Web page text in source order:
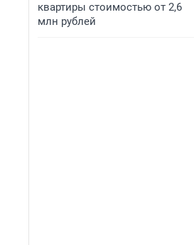
квартиры стоимостью от 2,6
млн рублей